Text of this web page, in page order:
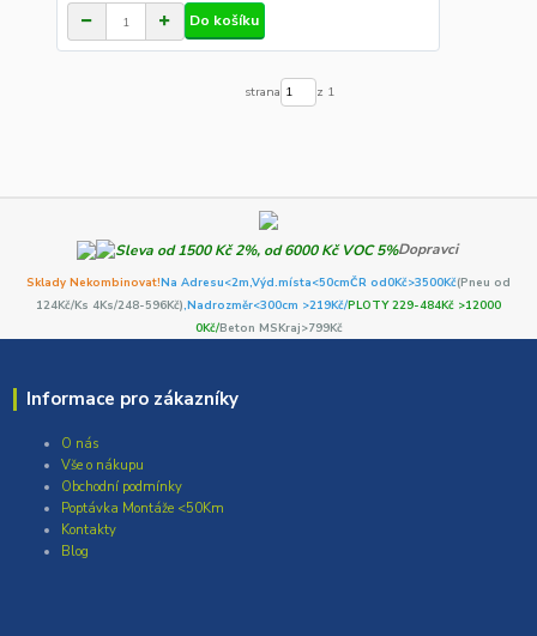
Do košíku
strana z 1
Dopravci
Sklady Nekombinovat!Na Adresu<2m, Výd.místa<50cmČR od0Kč>3500Kč(Pneu od
124Kč/Ks 4Ks/248-596Kč) ,Nadrozměr<300cm >219Kč/PLOTY 229-484Kč >12000
0Kč/Beton MSKraj>799Kč
Informace pro zákazníky
O nás
Vše o nákupu
Obchodní podmínky
Poptávka Montáže <50Km
Kontakty
Blog